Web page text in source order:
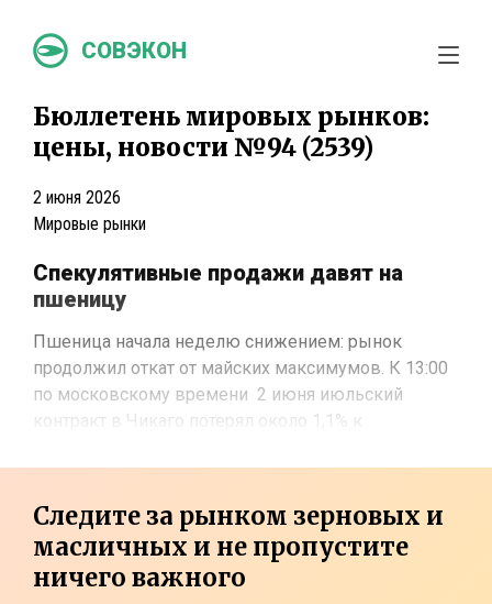
СОВЭКОН
Бюллетень мировых рынков:
цены, новости №94 (2539)
2 июня 2026
Мировые рынки
Спекулятивные продажи давят на
пшеницу
Пшеница начала неделю снижением: рынок
продолжил откат от майских максимумов. К 13:00
по московскому времени 2 июня июльский
контракт в Чикаго потерял около 1,1% к
Следите за рынком зерновых и
масличных и не пропустите
ничего важного